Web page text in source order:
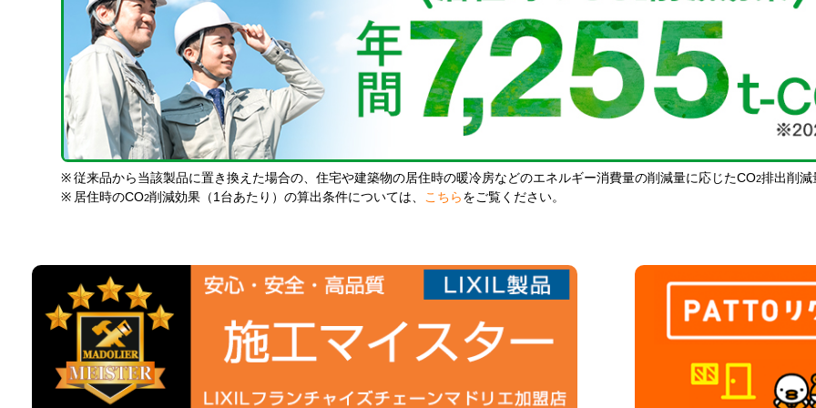
※ 従来品から当該製品に置き換えた場合の、住宅や建築物の居住時の暖冷房などのエネルギー消費量の削減量に応じたCO2排出削減
※ 居住時のCO2削減効果（1台あたり）の算出条件については、 こちら をご覧ください。